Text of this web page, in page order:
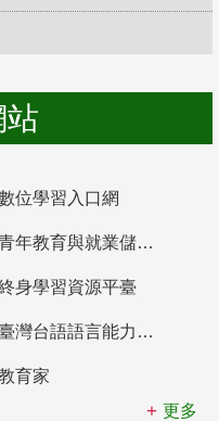
站
位學習入口網
青年教育與就業儲蓄帳戶
身學習資源平臺
臺灣台語語言能力認證網站
育家
更多